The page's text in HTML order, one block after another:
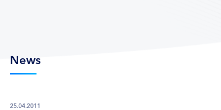
News
25.04.2011